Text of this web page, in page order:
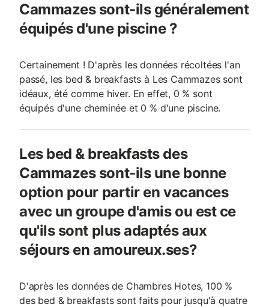
Cammazes sont-ils généralement
équipés d'une piscine ?
Certainement ! D'après les données récoltées l'an
passé, les bed & breakfasts à Les Cammazes sont
idéaux, été comme hiver. En effet, 0 % sont
équipés d'une cheminée et 0 % d'une piscine.
Les bed & breakfasts des
Cammazes sont-ils une bonne
option pour partir en vacances
avec un groupe d'amis ou est ce
qu'ils sont plus adaptés aux
séjours en amoureux.ses?
D'après les données de Chambres Hotes, 100 %
des bed & breakfasts sont faits pour jusqu'à quatre